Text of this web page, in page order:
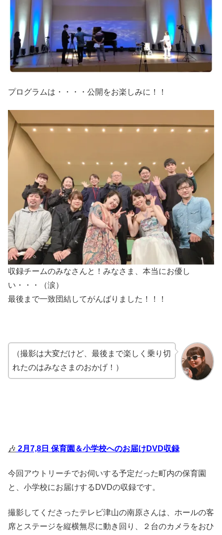
プログラムは・・・・公開をお楽しみに！！
収録チームのみなさんと！みなさま、本当にお優し
い・・・（涙）
最後まで一致団結してがんばりました！！！
（撮影は大変だけど、最後まで楽しく乗り切
れたのはみなさまのおかげ！）
🎶 2月7,8日 保育園＆小学校へのお届けDVD収録
今回アウトリーチでお伺いする予定だった町内の保育園
と、小学校にお届けするDVDの収録です。
撮影してくださったテレビ津山の南原さんは、ホールの客
席とステージを縦横無尽に動き回り、２台のカメラをおひ